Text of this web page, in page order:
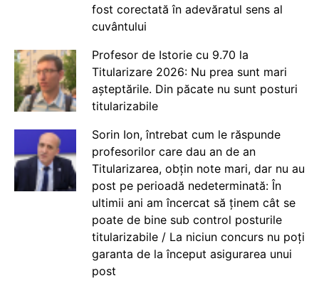
fost corectată în adevăratul sens al
cuvântului
Profesor de Istorie cu 9.70 la
Titularizare 2026: Nu prea sunt mari
așteptările. Din păcate nu sunt posturi
titularizabile
Sorin Ion, întrebat cum le răspunde
profesorilor care dau an de an
Titularizarea, obțin note mari, dar nu au
post pe perioadă nedeterminată: În
ultimii ani am încercat să ținem cât se
poate de bine sub control posturile
titularizabile / La niciun concurs nu poți
garanta de la început asigurarea unui
post